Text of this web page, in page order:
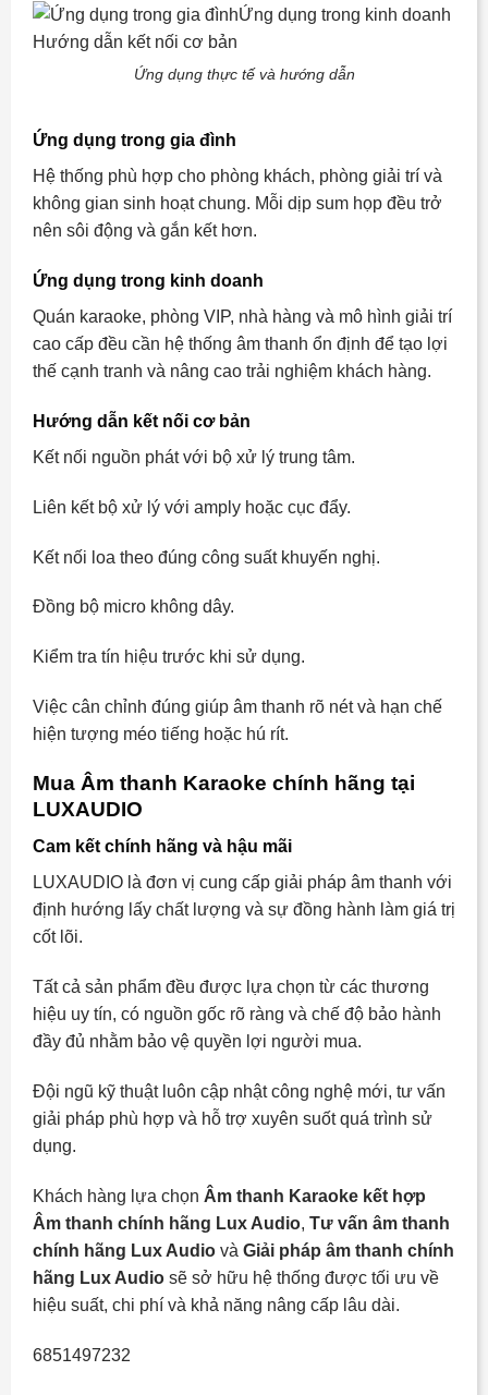
Ứng dụng thực tế và hướng dẫn
Ứng dụng trong gia đình
Hệ thống phù hợp cho phòng khách, phòng giải trí và
không gian sinh hoạt chung. Mỗi dịp sum họp đều trở
nên sôi động và gắn kết hơn.
Ứng dụng trong kinh doanh
Quán karaoke, phòng VIP, nhà hàng và mô hình giải trí
cao cấp đều cần hệ thống âm thanh ổn định để tạo lợi
thế cạnh tranh và nâng cao trải nghiệm khách hàng.
Hướng dẫn kết nối cơ bản
Kết nối nguồn phát với bộ xử lý trung tâm.
Liên kết bộ xử lý với amply hoặc cục đẩy.
Kết nối loa theo đúng công suất khuyến nghị.
Đồng bộ micro không dây.
Kiểm tra tín hiệu trước khi sử dụng.
Việc cân chỉnh đúng giúp âm thanh rõ nét và hạn chế
hiện tượng méo tiếng hoặc hú rít.
Mua Âm thanh Karaoke chính hãng tại
LUXAUDIO
Cam kết chính hãng và hậu mãi
LUXAUDIO là đơn vị cung cấp giải pháp âm thanh với
định hướng lấy chất lượng và sự đồng hành làm giá trị
cốt lõi.
Tất cả sản phẩm đều được lựa chọn từ các thương
hiệu uy tín, có nguồn gốc rõ ràng và chế độ bảo hành
đầy đủ nhằm bảo vệ quyền lợi người mua.
Đội ngũ kỹ thuật luôn cập nhật công nghệ mới, tư vấn
giải pháp phù hợp và hỗ trợ xuyên suốt quá trình sử
dụng.
Khách hàng lựa chọn Âm thanh Karaoke kết hợp
Âm thanh chính hãng Lux Audio, Tư vấn âm thanh
chính hãng Lux Audio và Giải pháp âm thanh chính
hãng Lux Audio sẽ sở hữu hệ thống được tối ưu về
hiệu suất, chi phí và khả năng nâng cấp lâu dài.
6851497232